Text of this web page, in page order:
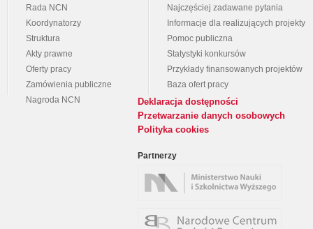
Rada NCN
Koordynatorzy
Struktura
Akty prawne
Oferty pracy
Zamówienia publiczne
Nagroda NCN
Najczęściej zadawane pytania
Informacje dla realizujących projekty
Pomoc publiczna
Statystyki konkursów
Przykłady finansowanych projektów
Baza ofert pracy
Deklaracja dostępności
Przetwarzanie danych osobowych
Polityka cookies
Partnerzy